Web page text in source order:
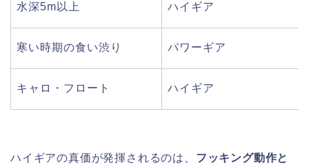
水深5m以上 ハイギア
寒い時期の食い渋り パワーギア
キャロ・フロート ハイギア
ハイギアの真価が発揮されるのは、 フッキング動作と